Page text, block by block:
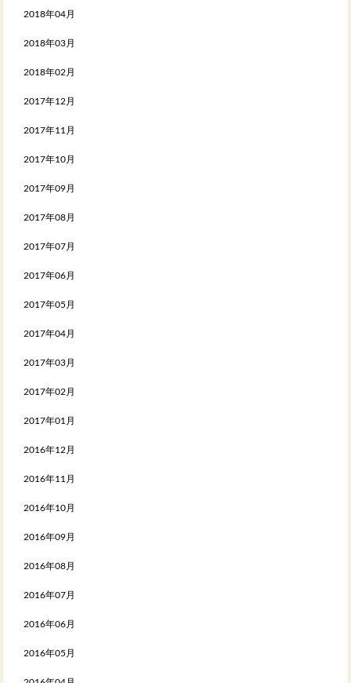
2018年04月
2018年03月
2018年02月
2017年12月
2017年11月
2017年10月
2017年09月
2017年08月
2017年07月
2017年06月
2017年05月
2017年04月
2017年03月
2017年02月
2017年01月
2016年12月
2016年11月
2016年10月
2016年09月
2016年08月
2016年07月
2016年06月
2016年05月